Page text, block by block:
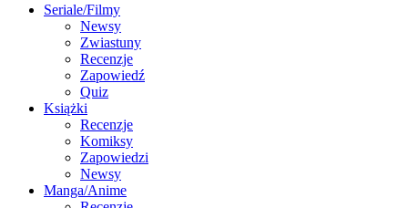
Seriale/Filmy
Newsy
Zwiastuny
Recenzje
Zapowiedź
Quiz
Książki
Recenzje
Komiksy
Zapowiedzi
Newsy
Manga/Anime